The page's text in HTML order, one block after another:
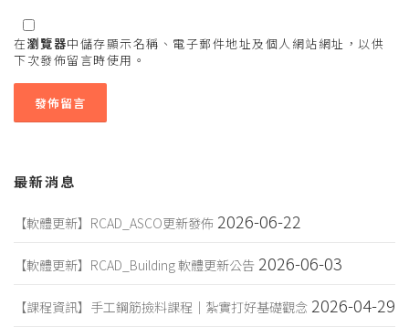
在瀏覽器中儲存顯示名稱、電子郵件地址及個人網站網址，以供
下次發佈留言時使用。
最新消息
【軟體更新】RCAD_ASCO更新發佈 2026-06-22
【軟體更新】RCAD_Building 軟體更新公告 2026-06-03
【課程資訊】手工鋼筋撿料課程｜紮實打好基礎觀念 2026-04-29